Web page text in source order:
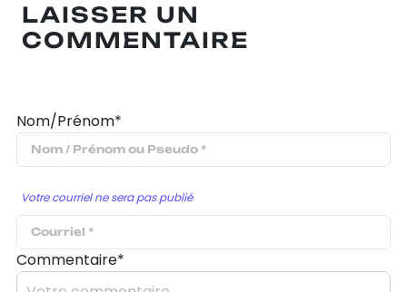
LAISSER UN
COMMENTAIRE
Nom/Prénom*
Votre courriel ne sera pas publié
Commentaire*